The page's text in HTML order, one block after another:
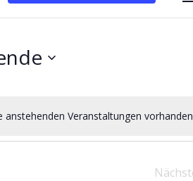
Hinweis
anstehenden Veranstaltungen